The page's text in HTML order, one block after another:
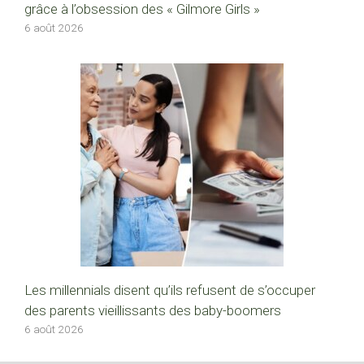
grâce à l’obsession des « Gilmore Girls »
6 août 2026
Les millennials disent qu’ils refusent de s’occuper
des parents vieillissants des baby-boomers
6 août 2026